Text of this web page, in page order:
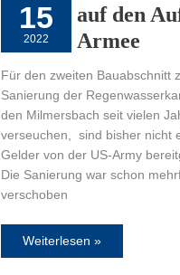
15
2022
Warten auf den
der US- Armee
Für den zweiten Bauabschnitt
Sanierung der
den Milmersbach seit vielen
verseuchen, sind bisher nicht
Gelder von der US-Army
Die Sanierung war schon
verschoben
der
US-
Armee
Weiterlesen »